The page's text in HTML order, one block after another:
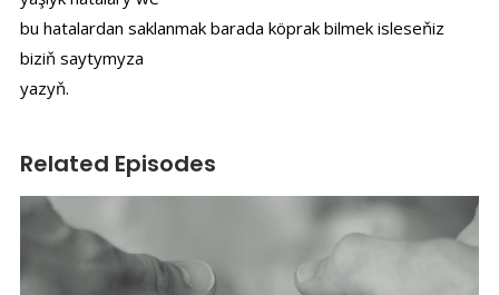
bu hatalardan saklanmak barada köprak bilmek isleseňiz
biziň saytymyza
yazyň.
Related Episodes